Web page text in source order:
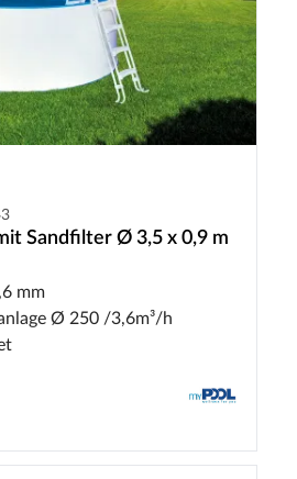
Sandfilter Ø 3,5 x 0,9 m
mm
Ø 250 /3,6m³/h